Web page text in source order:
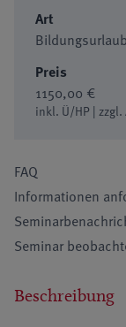
Art
Bildungsurlaub
Preis
1150,00 €
inkl. Ü/HP |
FAQ
Informationen
Seminar
Beschreibung